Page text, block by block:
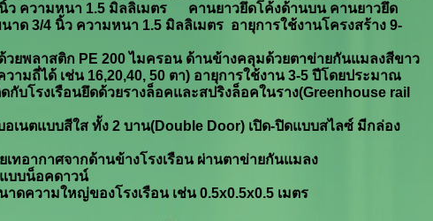
ว ความหนา 1.5 มิลลิเมตร คานยาวยึดโค้งด้านบน คานยาวยึด
ด 3/4 นิ้ว ความหนา 1.5 มิลลิเมตร อายุการใช้งานโครงสร้าง9-
วยพลาสติก PE 200ไมครอน ด้านข้างคลุมด้วยตาข่ายกันแมลงสีขาว
ามถี่ได้ เช่น 16,20,40, 50 ตา) อายุการใช้งาน3-5 ปีโดยประมาณ
บโรงเรือนยึดด้วยรางล็อคและสปริงล็อคในราง(Greenhouse rail
เนตแบบสีใส ทั้ง 2 บาน(Double Door) เปิด-ปิดแบบสไลซ์ มีกล่อง
เทอากาศจากด้านข้างโรงเรือน ผ่านตาข่ายกันแมลง
แบบน็อคดาวน์
าดความใหญ่ของโรงเรือน เช่น0.5x0.5x0.5เมตร